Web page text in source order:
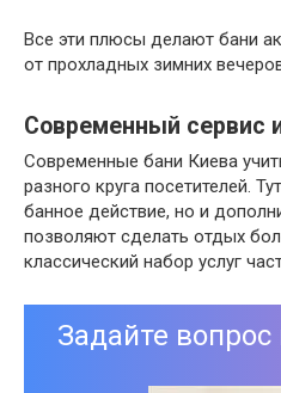
Все эти плюсы делают бани
от прохладных зимних
Современный сервис
Современные бани Киева
разного круга посетителей.
банное действие, но и
позволяют сделать отдых
классический набор услуг
Задайте вопрос